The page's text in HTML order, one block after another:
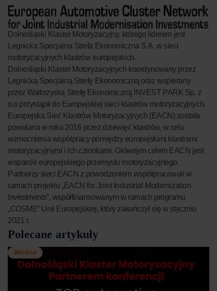
Dolnośląski Klaster Motoryzacyjny, którego liderem jest
Legnicka Specjalna Strefa Ekonomiczna S.A. w sieci
motoryzacyjnych klastrów europejskich.
Dolnośląski Klaster Motoryzacyjnych koordynowany przez
Legnicką Specjalną Strefę Ekonomiczną oraz wspierany
przez Wałbrzyską Strefę Ekonomiczną INVEST PARK Sp. z
o.o przystąpił do Europejskiej sieci klastrów motoryzacyjnych.
Europejska Sieć Klastrów Motoryzacyjnych (EACN) została
powołana w roku 2016 przez dziewięć klastrów, w celu
wzmocnienia współpracy pomiędzy europejskimi klastrami
motoryzacyjnymi i ich członkami. Głównym celem EACN jest
wsparcie europejskiego przemysłu motoryzacyjnego.
Partnerzy sieci EACN z powodzeniem współpracowali w
ramach projektu „EACN for Joint Industrial Modernization
Investments”, współfinansowanym w ramach programu
„COSME” Unii Europejskiej, który zakończył się w styczniu
2021 r.
Polecane artykuły
Wkrótce